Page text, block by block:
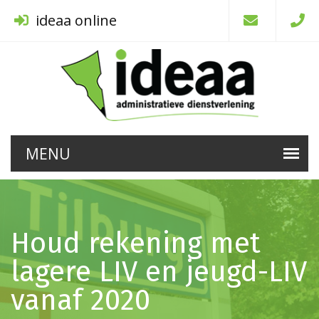
ideaa online
Houd rekening met
lagere LIV en jeugd-LIV
vanaf 2020